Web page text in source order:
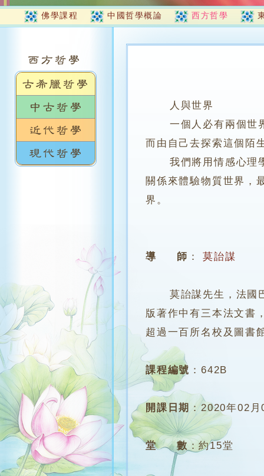
佛學課程 中國哲學概論 西方哲學
人與世界
一個人必有兩個世界
而由自己去探索這個陌
我們將用情感心理學
關係來體驗物質世界，
界。
導 師 ： 莫詒謀
莫詒謀先生，法國巴
版著作中有三本法文書
超過一百所名校及圖書
課程編號 ：642B
開課日期 ：2020年02月
堂 數 ：約15堂